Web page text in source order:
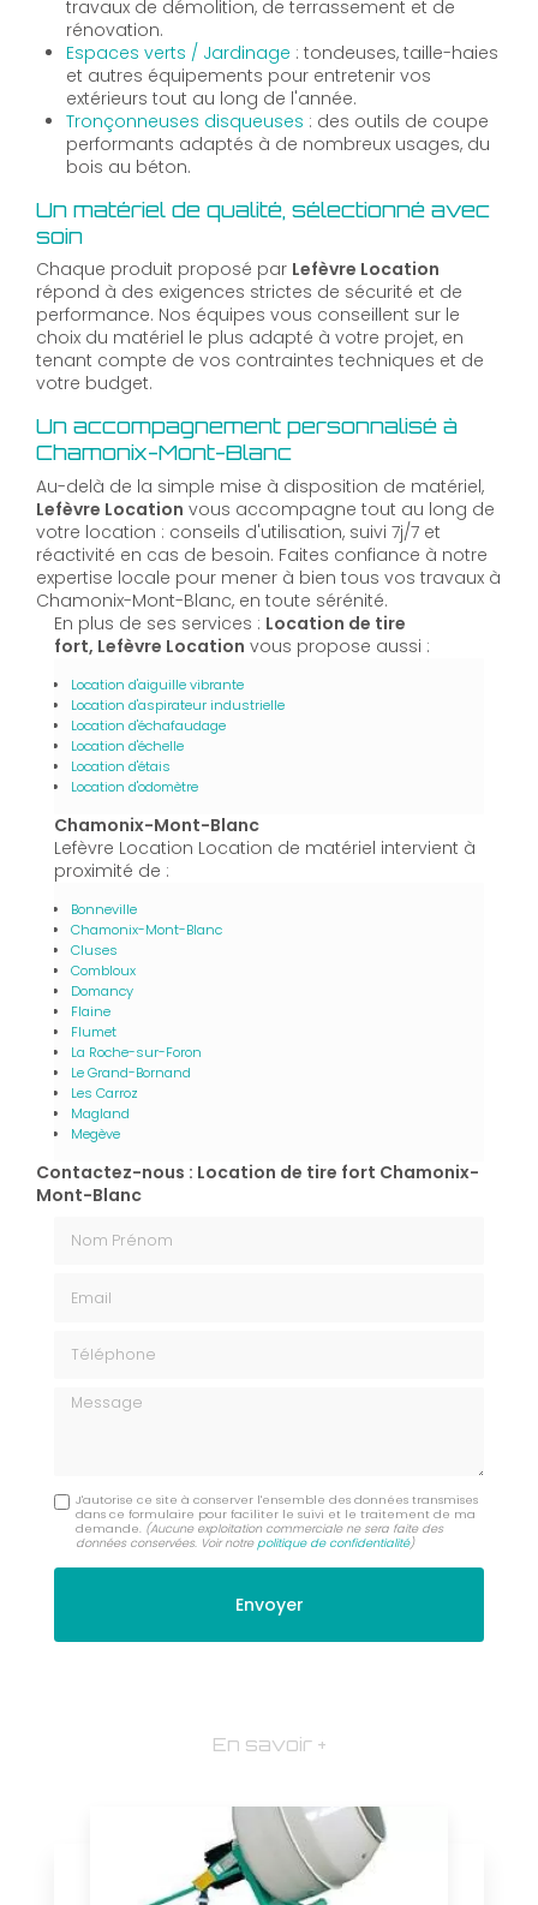
travaux de démolition, de terrassement et de
rénovation.
Espaces verts / Jardinage : tondeuses, taille-haies
et autres équipements pour entretenir vos
extérieurs tout au long de l'année.
Tronçonneuses disqueuses : des outils de coupe
performants adaptés à de nombreux usages, du
bois au béton.
Un matériel de qualité, sélectionné avec
soin
Chaque produit proposé par Lefèvre Location
répond à des exigences strictes de sécurité et de
performance. Nos équipes vous conseillent sur le
choix du matériel le plus adapté à votre projet, en
tenant compte de vos contraintes techniques et de
votre budget.
Un accompagnement personnalisé à
Chamonix-Mont-Blanc
Au-delà de la simple mise à disposition de matériel,
Lefèvre Location vous accompagne tout au long de
votre location : conseils d'utilisation, suivi 7j/7 et
réactivité en cas de besoin. Faites confiance à notre
expertise locale pour mener à bien tous vos travaux à
Chamonix-Mont-Blanc, en toute sérénité.
En plus de ses services : Location de tire
fort, Lefèvre Location vous propose aussi :
Location d'aiguille vibrante
Location d'aspirateur industrielle
Location d'échafaudage
Location d'échelle
Location d'étais
Location d'odomètre
Chamonix-Mont-Blanc
Lefèvre Location Location de matériel intervient à
proximité de :
Bonneville
Chamonix-Mont-Blanc
Cluses
Combloux
Domancy
Flaine
Flumet
La Roche-sur-Foron
Le Grand-Bornand
Les Carroz
Magland
Megève
Contactez-nous : Location de tire fort Chamonix-
Mont-Blanc
Message
J'autorise ce site à conserver l'ensemble des données transmises
dans ce formulaire pour faciliter le suivi et le traitement de ma
demande. (Aucune exploitation commerciale ne sera faite des
données conservées. Voir notrepolitique de confidentialité)
En savoir +